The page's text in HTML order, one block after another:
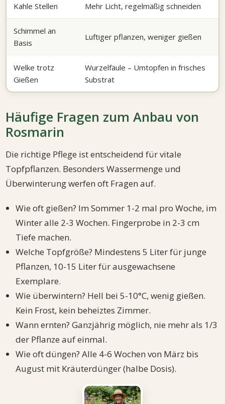
Kahle Stellen Mehr Licht, regelmäßig schneiden
Schimmel an
Basis
Luftiger pflanzen, weniger gießen
Welke trotz
Gießen
Wurzelfäule – Umtopfen in frisches
Substrat
Häufige Fragen zum Anbau von
Rosmarin
Die richtige Pflege ist entscheidend für vitale
Topfpflanzen. Besonders Wassermenge und
Überwinterung werfen oft Fragen auf.
Wie oft gießen? Im Sommer 1-2 mal pro Woche, im
Winter alle 2-3 Wochen. Fingerprobe in 2-3 cm
Tiefe machen.
Welche Topfgröße? Mindestens 5 Liter für junge
Pflanzen, 10-15 Liter für ausgewachsene
Exemplare.
Wie überwintern? Hell bei 5-10°C, wenig gießen.
Kein Frost, kein beheiztes Zimmer.
Wann ernten? Ganzjährig möglich, nie mehr als 1/3
der Pflanze auf einmal.
Wie oft düngen? Alle 4-6 Wochen von März bis
August mit Kräuterdünger (halbe Dosis).